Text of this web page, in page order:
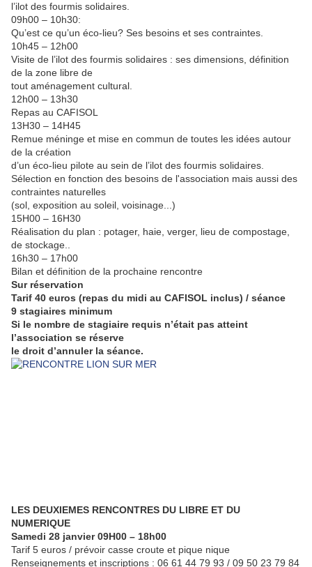
l’ilot des fourmis solidaires.
09h00 – 10h30:
Qu’est ce qu’un éco-lieu? Ses besoins et ses contraintes.
10h45 – 12h00
Visite de l’ilot des fourmis solidaires : ses dimensions, définition
de la zone libre de
tout aménagement cultural.
12h00 – 13h30
Repas au CAFISOL
13H30 – 14H45
Remue méninge et mise en commun de toutes les idées autour
de la création
d’un éco-lieu pilote au sein de l’ilot des fourmis solidaires.
Sélection en fonction des besoins de l'association mais aussi des
contraintes naturelles
(sol, exposition au soleil, voisinage...)
15H00 – 16H30
Réalisation du plan : potager, haie, verger, lieu de compostage,
de stockage..
16h30 – 17h00
Bilan et définition de la prochaine rencontre
Sur réservation
Tarif 40 euros (repas du midi au CAFISOL inclus) / séance
9 stagiaires minimum
Si le nombre de stagiaire requis n’était pas atteint
l’association se réserve
le droit d’annuler la séance.
LES DEUXIEMES RENCONTRES DU LIBRE ET DU
NUMERIQUE
Samedi 28 janvier 09H00 – 18h00
Tarif 5 euros / prévoir casse croute et pique nique
Renseignements et inscriptions : 06 61 44 79 93 / 09 50 23 79 84